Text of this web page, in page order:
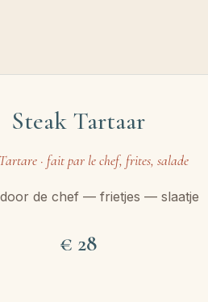
Steak Tartaar
· fait par le chef, frites, salade
de chef — frietjes — slaatje
28